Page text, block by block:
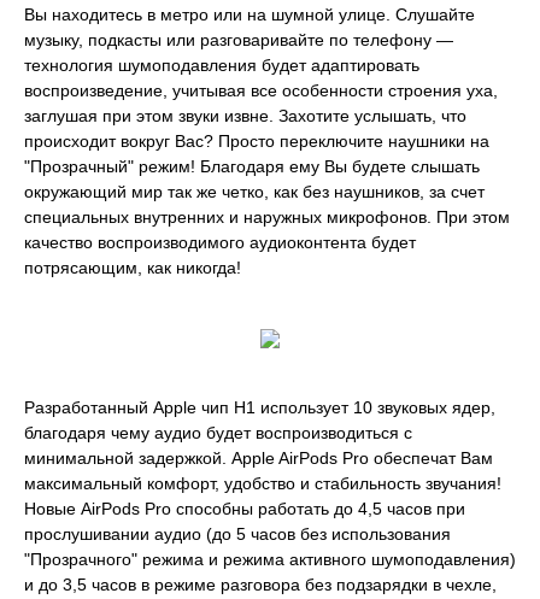
Вы находитесь в метро или на шумной улице. Слушайте
музыку, подкасты или разговаривайте по телефону —
технология шумоподавления будет адаптировать
воспроизведение, учитывая все особенности строения уха,
заглушая при этом звуки извне. Захотите услышать, что
происходит вокруг Вас? Просто переключите наушники на
"Прозрачный" режим! Благодаря ему Вы будете слышать
окружающий мир так же четко, как без наушников, за счет
специальных внутренних и наружных микрофонов. При этом
качество воспроизводимого аудиоконтента будет
потрясающим, как никогда!
Разработанный Apple чип H1 использует 10 звуковых ядер,
благодаря чему аудио будет воспроизводиться с
минимальной задержкой. Apple AirPods Pro обеспечат Вам
максимальный комфорт, удобство и стабильность звучания!
Новые AirPods Pro способны работать до 4,5 часов при
прослушивании аудио (до 5 часов без использования
"Прозрачного" режима и режима активного шумоподавления)
и до 3,5 часов в режиме разговора без подзарядки в чехле,